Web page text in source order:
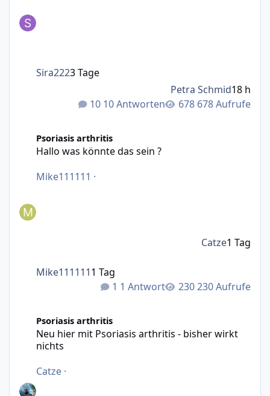
10 Antworten 678 Aufrufe
Sira2223 Tage
Petra Schmid18 h
Psoriasis arthritis
Hallo was könnte das sein ?
Mike111111 ·
1 Antwort 230 Aufrufe
Mike1111111 Tag
Catze1 Tag
Psoriasis arthritis
Neu hier mit Psoriasis arthritis - bisher wirkt
nichts
Catze ·